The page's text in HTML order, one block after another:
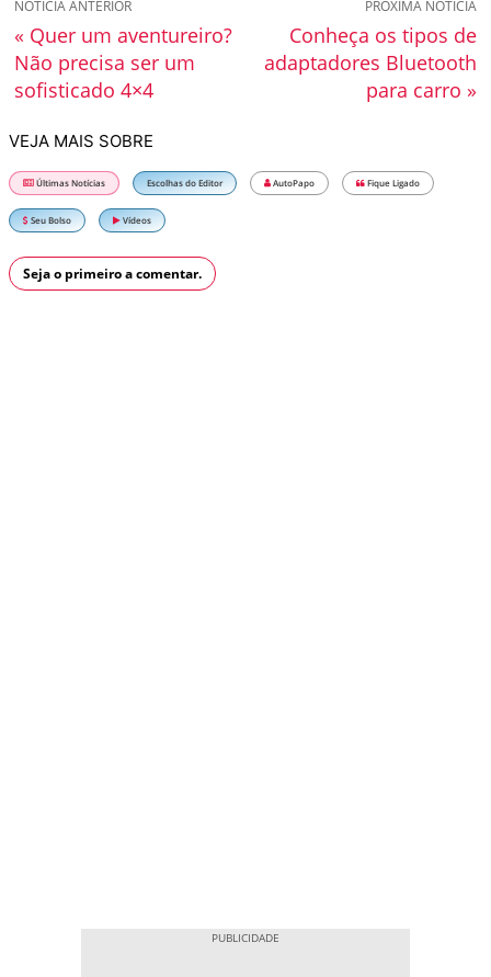
PRÓXIMA NOTÍCIA
Conheça os tipos de
adaptadores Bluetooth
para carro »
NOTÍCIA ANTERIOR
« Quer um aventureiro?
Não precisa ser um
sofisticado 4×4
VEJA MAIS SOBRE
Últimas Notícias Escolhas do Editor AutoPapo Fique Ligado
Seu Bolso Vídeos
Seja o primeiro a comentar.